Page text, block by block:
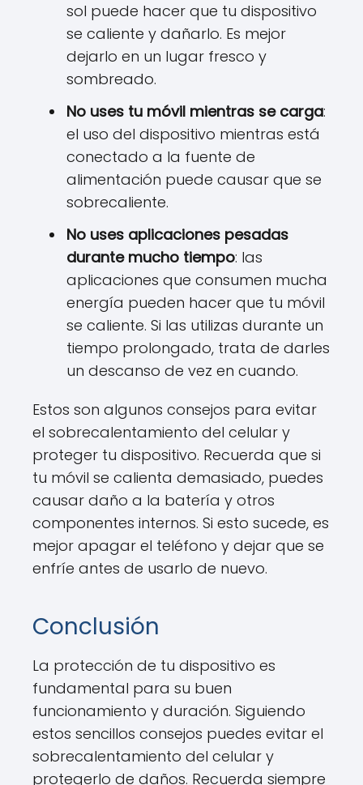
sol puede hacer que tu dispositivo
se caliente y dañarlo. Es mejor
dejarlo en un lugar fresco y
sombreado.
No uses tu móvil mientras se carga:
el uso del dispositivo mientras está
conectado a la fuente de
alimentación puede causar que se
sobrecaliente.
No uses aplicaciones pesadas
durante mucho tiempo: las
aplicaciones que consumen mucha
energía pueden hacer que tu móvil
se caliente. Si las utilizas durante un
tiempo prolongado, trata de darles
un descanso de vez en cuando.
Estos son algunos consejos para evitar
el sobrecalentamiento del celular y
proteger tu dispositivo. Recuerda que si
tu móvil se calienta demasiado, puedes
causar daño a la batería y otros
componentes internos. Si esto sucede, es
mejor apagar el teléfono y dejar que se
enfríe antes de usarlo de nuevo.
Conclusión
La protección de tu dispositivo es
fundamental para su buen
funcionamiento y duración. Siguiendo
estos sencillos consejos puedes evitar el
sobrecalentamiento del celular y
protegerlo de daños. Recuerda siempre